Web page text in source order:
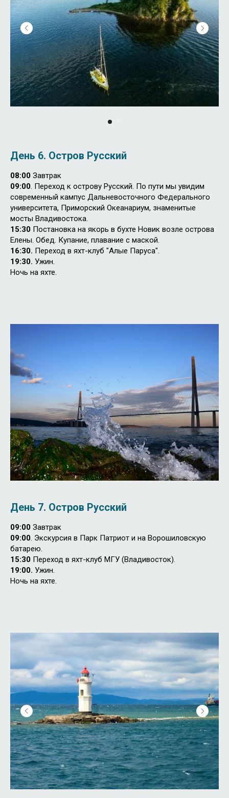
День 6. Остров Русский
08:00 Завтрак
09:00. Переход к острову Русский. По пути мы увидим
современный кампус Дальневосточного Федерального
университета, Приморский Океанариум, знаменитые
мосты Владивостока.
15:30 Постановка на якорь в бухте Новик возле острова
Елены. Обед. Купание, плавание с маской.
16:30. Переход в яхт-клуб "Алые Паруса".
19:30. Ужин.
Ночь на яхте.
День 7. Остров Русский
09:00 Завтрак
09:00. Экскурсия в Парк Патриот и на Ворошиловскую
батарею.
15:30 Переход в яхт-клуб МГУ (Владивосток).
19:00. Ужин.
Ночь на яхте.